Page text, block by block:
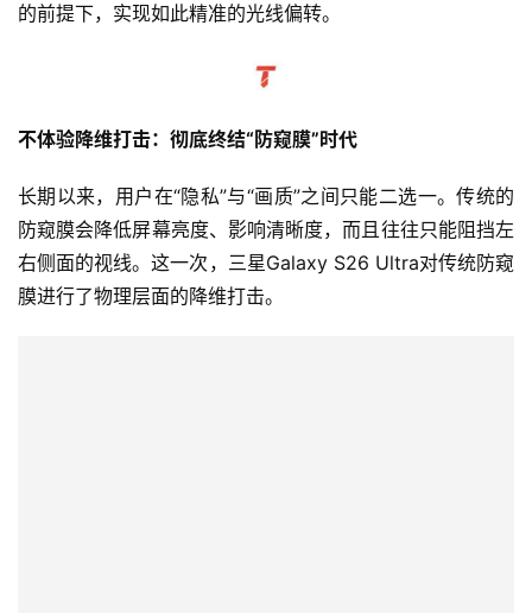
的前提下，实现如此精准的光线偏转。
不体验降维打击：彻底终结“防窥膜”时代
长期以来，用户在“隐私”与“画质”之间只能二选一。传统的
防窥膜会降低屏幕亮度、影响清晰度，而且往往只能阻挡左
右侧面的视线。这一次，三星Galaxy S26 Ultra对传统防窥
膜进行了物理层面的降维打击。